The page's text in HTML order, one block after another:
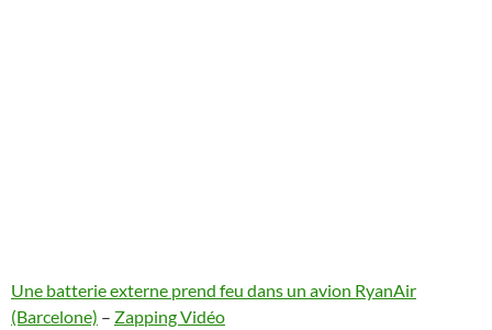
Une batterie externe prend feu dans un avion RyanAir
(Barcelone) – Zapping Vidéo